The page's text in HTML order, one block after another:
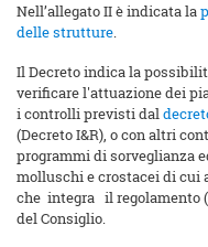
Nell’allegato II è indicata la
delle strutture.
Il Decreto indica la
verificare l'attuazione dei
i controlli previsti dal
(Decreto I&R), o con altri
programmi di sorveglianza
molluschi e crostacei di cui
che integra il regolamento
del Consiglio.